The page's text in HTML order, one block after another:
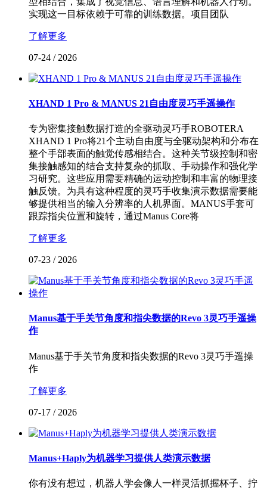
实现这一目标依赖于可靠的训练数据。项目团队
了解更多
07-24 / 2026
XHAND 1 Pro & MANUS 21自由度灵巧手遥操作
专为密集接触数据打造的全驱动灵巧手ROBOTERA
XHAND 1 Pro将21个主动自由度与全驱动架构和分布在
整个手部表面的触觉传感相结合。这种关节级控制和密
集接触感知的结合支持复杂的抓取、手动操作和强化学
习研究。这些应用需要精确的运动控制和丰富的物理接
触反馈。为具有这种程度的灵巧手收集演示数据需要能
够提供相当的输入分辨率的人机界面。MANUS手套可
跟踪指尖位置和旋转，通过Manus Core将
了解更多
07-23 / 2026
Manus基于手关节角度和指尖数据的Revo 3灵巧手遥操
作
Manus基于手关节角度和指尖数据的Revo 3灵巧手遥操
作
了解更多
07-17 / 2026
Manus+Haply为机器学习提供人类演示数据
你有没有想过，机器人学会像人一样灵活抓握杯子、拧